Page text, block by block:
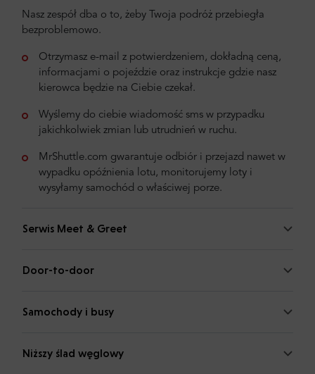
Nasz zespół dba o to, żeby Twoja podróż przebiegła
bezproblemowo.
Otrzymasz e-mail z potwierdzeniem, dokładną ceną,
informacjami o pojeździe oraz instrukcje gdzie nasz
kierowca będzie na Ciebie czekał.
Wyślemy do ciebie wiadomość sms w przypadku
jakichkolwiek zmian lub utrudnień w ruchu.
MrShuttle.com gwarantuje odbiór i przejazd nawet w
wypadku opóźnienia lotu, monitorujemy loty i
wysyłamy samochód o właściwej porze.
Serwis Meet & Greet
Door-to-door
Samochody i busy
Niższy ślad węglowy